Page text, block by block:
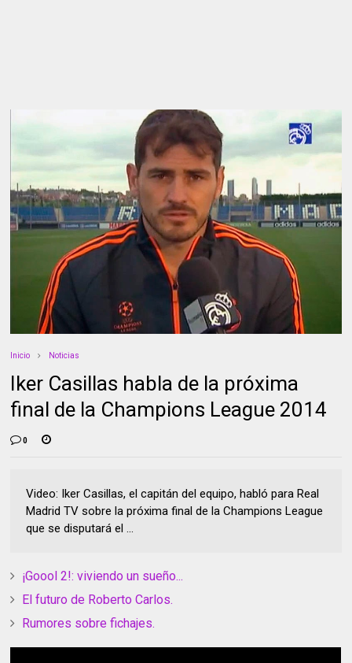
Inicio Noticias
Iker Casillas habla de la próxima
final de la Champions League 2014
0
Video: Iker Casillas, el capitán del equipo, habló para Real
Madrid TV sobre la próxima final de la Champions League
que se disputará el ...
¡Goool 2!: viviendo un sueño...
El futuro de Roberto Carlos.
Rumores sobre fichajes.